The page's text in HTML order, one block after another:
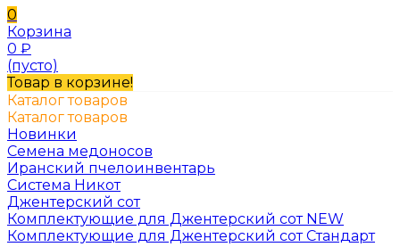
0
Корзина
0 ₽
(пусто)
Товар в корзине!
Каталог товаров
Каталог товаров
Новинки
Семена медоносов
Иранский пчелоинвентарь
Система Никот
Джентерский сот
Комплектующие для Джентерский сот NEW
Комплектующие для Джентерский сот Стандарт